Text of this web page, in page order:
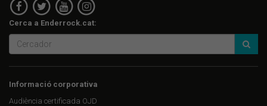
Cerca a Enderrock.cat:
Informació corporativa
Audiència certificada OJD